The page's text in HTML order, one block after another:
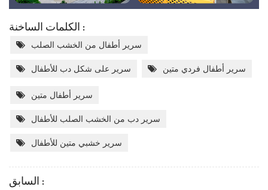
الكلمات الساخنة :
سرير أطفال من الخشب الصلب
سرير على شكل دب للأطفال سرير أطفال فردي متين
سرير أطفال متين
سرير دب من الخشب الصلب للأطفال
سرير خشبي متين للأطفال
السابق :